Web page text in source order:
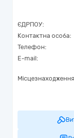
ЄДРПОУ:
Контактна особа:
Телефон:
E-mail: